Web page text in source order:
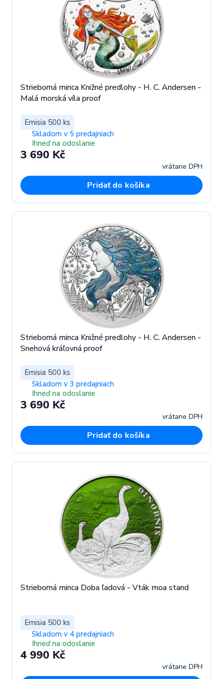
Strieborná minca Knižné predlohy - H. C. Andersen -
Malá morská víla proof
Emisia 500 ks
Skladom v 5 predajniach
Ihneď na odoslanie
3 690 Kč
vrátane DPH
Pridať do košíka
Strieborná minca Knižné predlohy - H. C. Andersen -
Snehová kráľovná proof
Emisia 500 ks
Skladom v 3 predajniach
Ihneď na odoslanie
3 690 Kč
vrátane DPH
Pridať do košíka
Strieborná minca Doba ľadová - Vták moa stand
Emisia 500 ks
Skladom v 4 predajniach
Ihneď na odoslanie
4 990 Kč
vrátane DPH